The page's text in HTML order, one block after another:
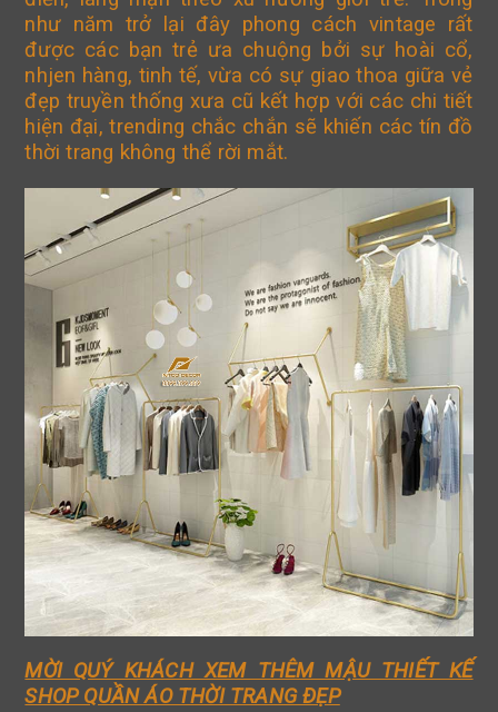
như năm trở lại đây phong cách vintage rất
được các bạn trẻ ưa chuộng bởi sự hoài cổ,
nhjen hàng, tinh tế, vừa có sự giao thoa giữa vẻ
đẹp truyền thống xưa cũ kết hợp với các chi tiết
hiện đại, trending chắc chắn sẽ khiến các tín đồ
thời trang không thể rời mắt.
MỜI QUÝ KHÁCH XEM THÊM MẬU THIẾT KẾ
SHOP QUẦN ÁO THỜI TRANG ĐẸP